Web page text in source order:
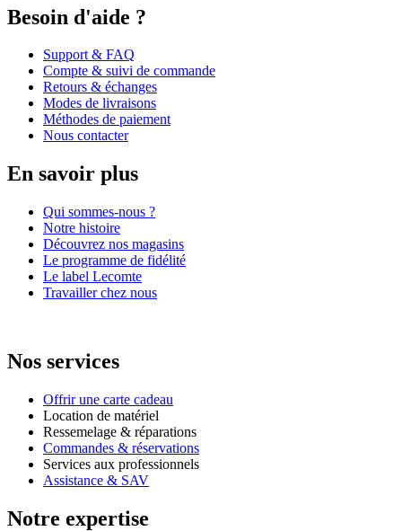
Besoin d'aide ?
Support & FAQ
Compte & suivi de commande
Retours & échanges
Modes de livraisons
Méthodes de paiement
Nous contacter
En savoir plus
Qui sommes-nous ?
Notre histoire
Découvrez nos magasins
Le programme de fidélité
Le label Lecomte
Travailler chez nous
Nos services
Offrir une carte cadeau
Location de matériel
Ressemelage & réparations
Commandes & réservations
Services aux professionnels
Assistance & SAV
Notre expertise